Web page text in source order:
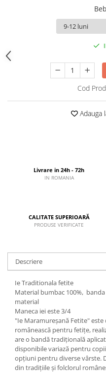
Cod
Adauga
Livrare in 24h - 72h
IN ROMANIA
CALITATE SUPERIOARĂ
PRODUSE VERIFICATE
Descriere
Ie Traditionala fetite
Material bumbac 100%,
material
Maneca iei este 3/4
"Ie Maramureșană Fetite"
românească pentru fetițe,
are o bandă tradițională
disponibile variază pentru
opțiuni pentru diverse vârste.
din tradițiile și folclorul